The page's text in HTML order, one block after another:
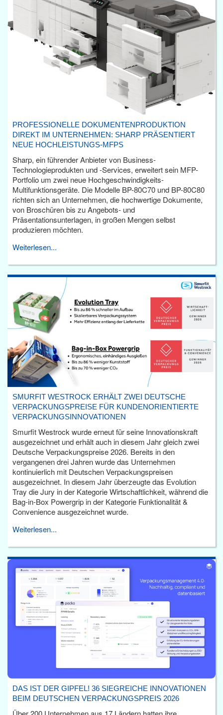
PROFESSIONELLE DOKUMENTENPRODUKTION
DIREKT IM UNTERNEHMEN: SHARP PRÄSENTIERT
NEUE HOCHLEISTUNGS-MFPS
Sharp, ein führender Anbieter von Business-
Technologieprodukten und -Services, erweitert sein MFP-
Portfolio um zwei neue Hochgeschwindigkeits-
Multifunktionsgeräte. Die Modelle BP-80C70 und BP-80C80
richten sich an Unternehmen, die hochwertige Dokumente,
von Broschüren bis zu Angebots- und
Präsentationsunterlagen, in großen Mengen selbst
produzieren möchten.
Weiterlesen...
SMURFIT WESTROCK ERHÄLT ZWEI DEUTSCHE
VERPACKUNGSPREISE FÜR KUNDENORIENTIERTE
VERPACKUNGSINNOVATIONEN
Smurfit Westrock wurde erneut für seine Innovationskraft
ausgezeichnet und erhält auch in diesem Jahr gleich zwei
Deutsche Verpackungspreise 2026. Bereits in den
vergangenen drei Jahren wurde das Unternehmen
kontinuierlich mit Deutschen Verpackungspreisen
ausgezeichnet. In diesem Jahr überzeugte das Evolution
Tray die Jury in der Kategorie Wirtschaftlichkeit, während die
Bag-in-Box Powergrip in der Kategorie Funktionalität &
Convenience ausgezeichnet wurde.
Weiterlesen...
DAS IST DER GIPFEL! 36 SIEGREICHE INNOVATIONEN
BEIM DEUTSCHEN VERPACKUNGSPREIS 2026